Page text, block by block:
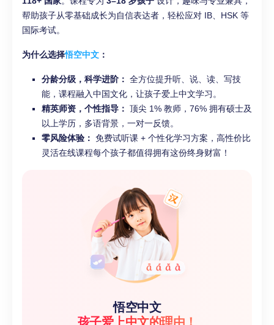
帮助孩子从零基础成长为自信表达者，轻松应对 IB、HSK 等
国际考试。
为什么选择悟空中文 ：
分龄分级，科学进阶： 全方位提升听、说、读、写技
能，课程融入中国文化，让孩子爱上中文学习。
精英师资，个性指导： 顶尖 1% 教师，76% 拥有硕士及
以上学历，多语背景，一对一反馈。
零风险体验： 免费试听课 + 个性化学习方案，高性价比
灵活在线课程每个孩子都值得拥有这份终身财富！
悟空中文
孩子爱上中文的理由！